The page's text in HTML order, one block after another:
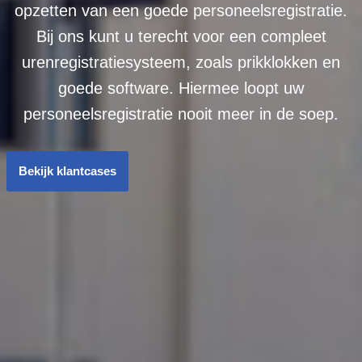
opzetten van een goede personeelsregistratie.
Bij ons kunt u terecht voor een compleet
urenregistratiesysteem, zoals prikklokken en
goede software. Hiermee loopt uw
personeelsregistratie nooit meer in de soep.
Bekijk klantcases